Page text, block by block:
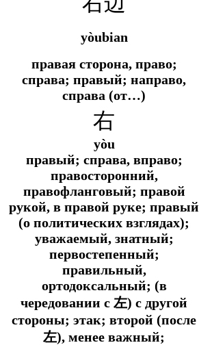
yòubian
правая сторона, право;
справа; правый; направо,
справа (от…)
右
yòu
правый; справа, вправо;
правосторонний,
правофланговый; правой
рукой, в правой руке; правый
(о политических взглядах);
уважаемый, знатный;
первостепенный;
правильный,
ортодоксальный; (в
чередовании с 左) с другой
стороны; этак; второй (после
左), менее важный;